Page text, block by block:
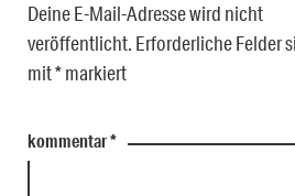
Deine E-Mail-Adresse wird nicht
veröffentlicht. Erforderliche Felder
mit*markiert
kommentar*